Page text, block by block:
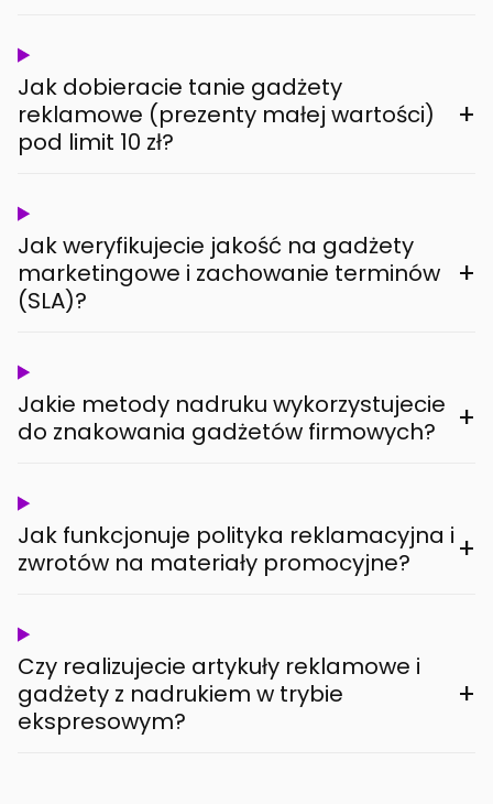
Jak dobieracie tanie gadżety
reklamowe (prezenty małej wartości)
pod limit 10 zł?
+
Jak weryfikujecie jakość na gadżety
marketingowe i zachowanie terminów
(SLA)?
+
Jakie metody nadruku wykorzystujecie
do znakowania gadżetów firmowych?
+
Jak funkcjonuje polityka reklamacyjna i
zwrotów na materiały promocyjne?
+
Czy realizujecie artykuły reklamowe i
gadżety z nadrukiem w trybie
ekspresowym?
+